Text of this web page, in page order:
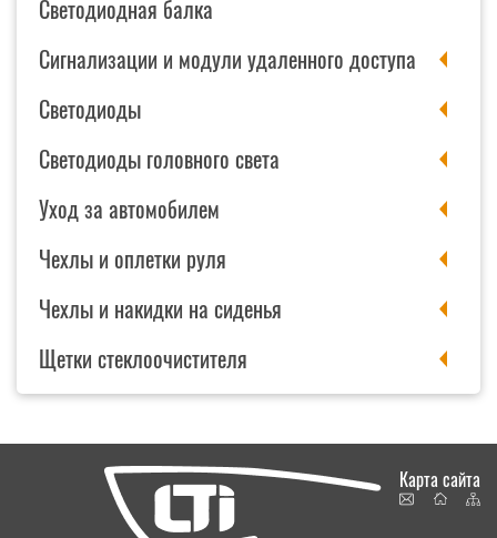
Светодиодная балка
Сигнализации и модули удаленного доступа
Светодиоды
Светодиоды головного света
Уход за автомобилем
Чехлы и оплетки руля
Чехлы и накидки на сиденья
Щетки стеклоочистителя
Карта сайта